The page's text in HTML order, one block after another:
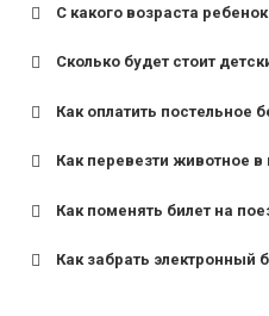
С какого возраста
для поездов дальнего
для пригородных
Сколько будет стоит
Как оплатить постельное
Как перевезти животное в
Как поменять билет на
Как забрать электронный